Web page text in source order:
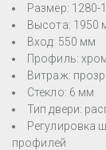
Размер: 1280-
Высота: 1950
Вход: 550 мм
Профиль:
Витраж:
Стекло: 6 мм
Тип двери:
Регулировка
профилей